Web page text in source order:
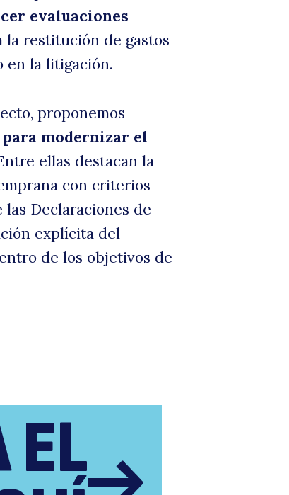
evaluaciones
la restitución de gastos
en la litigación.
proponemos
modernizar el
ellas destacan la
con criterios
Declaraciones de
explícita del
de los objetivos de
EL